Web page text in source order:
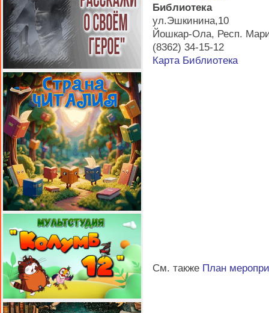
Библиотека
ул.Эшкинина,10
Йошкар-Ола, Респ.
(8362) 34-15-12
Карта Библиотека
См. также План